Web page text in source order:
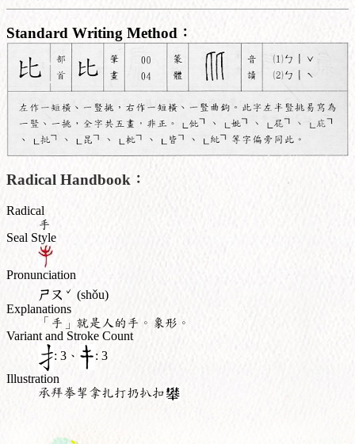
Standard Writing Method：
Radical Handbook：
Radical
手
Seal Style
Pronunciation
ㄕㄡ ˇ (shǒu)
Explanations
「手」就是人的手。象形。
Variant and Stroke Count
: 3、
: 3
Illustration
承拜拳挈拿扎打扔扒扣